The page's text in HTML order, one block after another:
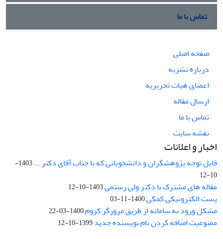
تماس با ما
صفحه اصلی
درباره نشریه
اعضای هیات تحریریه
ارسال مقاله
تماس با ما
نقشه سایت
اخبار و اعلانات
قابل توجه پژوهشگران و دانشجویانی که با جناب آقای دکتر ...
1403-
10-12
مقاله های مشترک با دکتر ولی رستمی1403-10-12
پست الکترونیکی کمکی1400-11-03
مشکل ورود به سامانه از طریق مرورگر کروم1400-03-22
ممنوعیت اضافه کردن نام نویسنده جدید1399-10-12